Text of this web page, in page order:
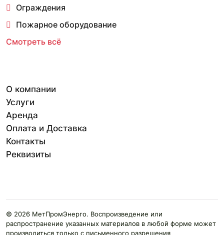
Ограждения
Пожарное оборудование
Смотреть всё
О компании
Услуги
Аренда
Оплата и Доставка
Контакты
Реквизиты
© 2026 МетПромЭнерго. Воспроизведение или
распространение указанных материалов в любой форме может
производиться только с письменного разрешения